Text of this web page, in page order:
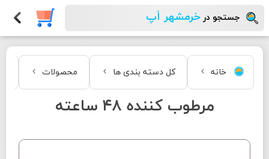
جستجو در خرمشهر اَپ
خانه کل دسته بندی ها محصولات
مرطوب کننده ۴۸ ساعته